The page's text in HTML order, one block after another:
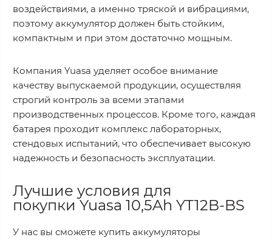
воздействиями, а именно тряской и вибрациями,
поэтому аккумулятор должен быть стойким,
компактным и при этом достаточно мощным.
Компания Yuasa уделяет особое внимание
качеству выпускаемой продукции, осуществляя
строгий контроль за всеми этапами
производственных процессов. Кроме того, каждая
батарея проходит комплекс лабораторных,
стендовых испытаний, что обеспечивает высокую
надежность и безопасность эксплуатации.
Лучшие условия для
покупки Yuasa 10,5Ah YT12B-BS
У нас вы сможете купить аккумуляторы